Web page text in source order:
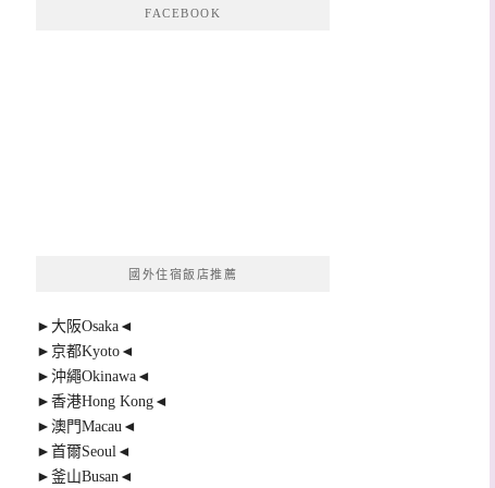
FACEBOOK
國外住宿飯店推薦
►大阪Osaka◄
►京都Kyoto◄
►沖繩Okinawa◄
►香港Hong Kong◄
►澳門Macau◄
►首爾Seoul◄
►釜山Busan◄